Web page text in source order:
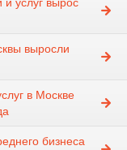
выросли
в Москве
бизнеса